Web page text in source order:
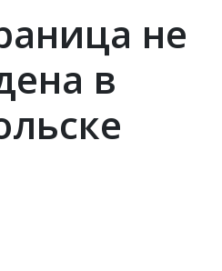
не
в